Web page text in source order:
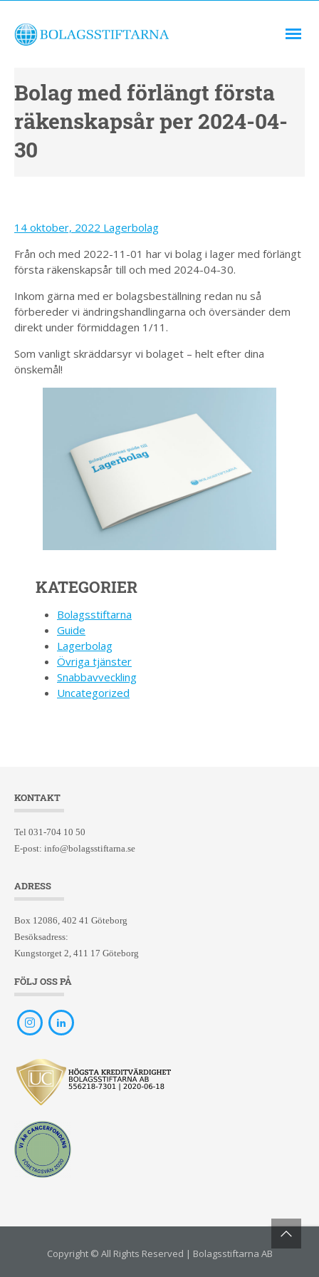
Bolag med förlängt första
räkenskapsår per 2024-04-
30
14 oktober, 2022 Lagerbolag
Från och med 2022-11-01 har vi bolag i lager med förlängt
första räkenskapsår till och med 2024-04-30.
Inkom gärna med er bolagsbeställning redan nu så
förbereder vi ändringshandlingarna och översänder dem
direkt under förmiddagen 1/11.
Som vanligt skräddarsyr vi bolaget – helt efter dina
önskemål!
KATEGORIER
Bolagsstiftarna
Guide
Lagerbolag
Övriga tjänster
Snabbavveckling
Uncategorized
KONTAKT
Tel 031-704 10 50
E-post: info@bolagsstiftarna.se
ADRESS
Box 12086, 402 41 Göteborg
Besöksadress:
Kungstorget 2, 411 17 Göteborg
FÖLJ OSS PÅ
Copyright © All Rights Reserved | Bolagsstiftarna AB